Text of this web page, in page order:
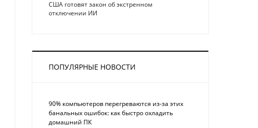
США готовят закон об экстренном
отключении ИИ
ПОПУЛЯРНЫЕ НОВОСТИ
90% компьютеров перегреваются из-за этих
банальных ошибок: как быстро охладить
домашний ПК